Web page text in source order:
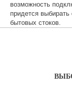
возможность
придется выбирать
бытовых стоков.